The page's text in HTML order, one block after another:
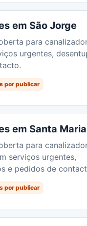
em São Jorge
para
urgentes,
por publicar
em Santa Maria
para
serviços urgentes,
e pedidos de
por publicar